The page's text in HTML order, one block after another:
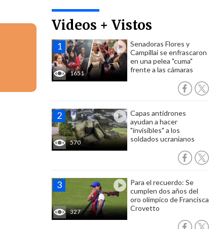
Videos + Vistos
1651
Senadoras Flores y
Campillai se enfrascaron
en una pelea "cuma"
frente a las cámaras
570
Capas antidrones
ayudan a hacer
"invisibles" a los
soldados ucranianos
327
Para el recuerdo: Se
cumplen dos años del
oro olímpico de Francisca
Crovetto